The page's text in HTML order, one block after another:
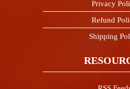
Privacy
Refund
Shipping